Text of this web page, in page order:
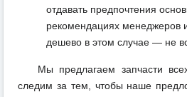
отдавать предпочтения
рекомендациях менеджеров
дешево в этом случае — не
Мы предлагаем запчасти
следим за тем, чтобы наше